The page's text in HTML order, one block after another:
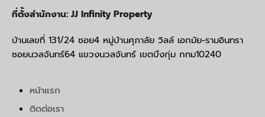
ที่ตั้งสำนักงาน: JJ Infinity Property
บ้านเลขที่ 131/24 ซอย4 หมู่บ้านศุภาลัย วิลล์ เอกมัย-รามอินทรา
ซอยนวลจันทร์64 แขวงนวลจันทร์ เขตบึงกุ่ม กทม10240
หน้าแรก
ติดต่อเรา